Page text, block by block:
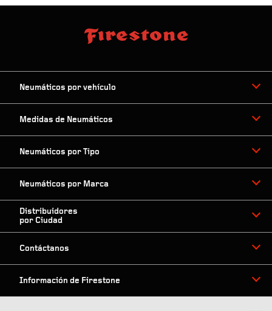
Neumáticos por vehículo
Medidas de Neumáticos
Neumáticos por Tipo
Neumáticos por Marca
Distribuidores
por Ciudad
Contáctanos
Información de Firestone